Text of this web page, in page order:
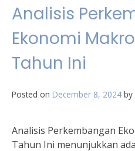
Analisis
Ekonomi
Tahun Ini
Posted on December 8, 2024 by
Analisis Perkembangan
Tahun Ini menunjukkan